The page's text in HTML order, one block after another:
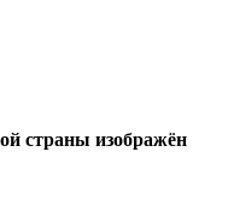
страны изображён